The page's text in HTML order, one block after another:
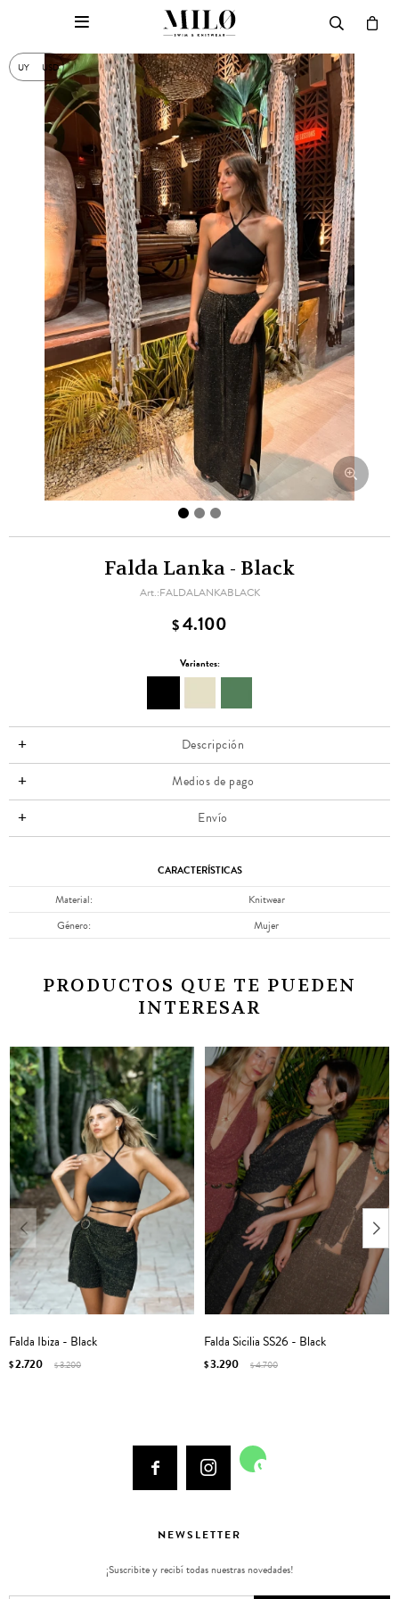
UY USD

Falda Lanka - Black
FALDALANKABLACK
$4.100
Variantes:
Descripción
Medios de pago
Envío
CARACTERÍSTICAS
Material
Knitwear
Género
Mujer
PRODUCTOS QUE TE PUEDEN
INTERESAR
Falda Ibiza - Black
$2.720 $3.200
Falda Sicilia SS26 - Black
$3.290 $4.700
  
NEWSLETTER
¡Suscribite y recibí todas nuestras novedades!